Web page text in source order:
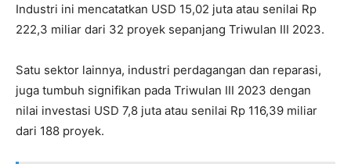
Industri ini mencatatkan USD 15,02 juta atau senilai Rp
222,3 miliar dari 32 proyek sepanjang Triwulan III 2023.
Satu sektor lainnya, industri perdagangan dan reparasi,
juga tumbuh signifikan pada Triwulan III 2023 dengan
nilai investasi USD 7,8 juta atau senilai Rp 116,39 miliar
dari 188 proyek.